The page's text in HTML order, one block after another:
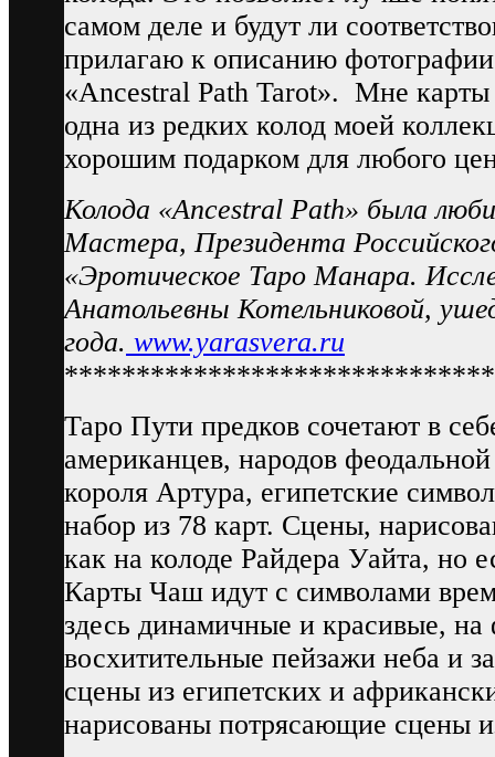
самом деле и будут ли
прилагаю к описанию
«Ancestral Path Tarot». Мне карты
одна из редких колод моей
хорошим подарком для любого
Колода «Ancestral Path» была
Мастера, Президента
«Эротическое Таро Манара.
Анатольевны Котельниковой,
года. www.yarasvera.ru
Таро Пути предков сочетают в
американцев, народов
короля Артура, египетские
набор из 78 карт. Сцены,
как на колоде Райдера Уайта, но
Карты Чаш идут с символами
здесь динамичные и красивые,
восхитительные пейзажи неба и
сцены из египетских и
нарисованы потрясающие сцены